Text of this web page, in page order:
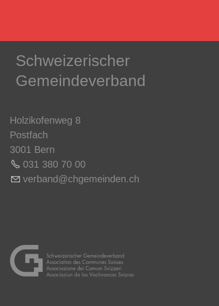
Schweizerischer
Gemeindeverband
Holzikofenweg 8
Postfach
3001 Bern
031 380 70 00
v rb nd chg m nd n ch